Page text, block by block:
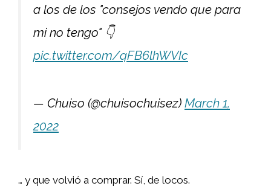
a los de los "consejos vendo que para
mi no tengo" 👇
pic.twitter.com/qFB6lhWVIc
— Chuiso (@chuisochuisez) March 1,
2022
… y que volvió a comprar. Sí, de locos.